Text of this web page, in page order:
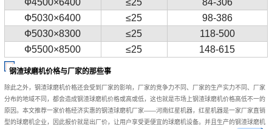
Ф4500×6400
≤25
84-306
Ф5030×6400
≤25
98-386
Ф5030×8300
≤25
118-500
Ф5500×8500
≤25 148-615
钢渣球磨机价格与厂家的那些事
除此之外，钢渣球磨机价格还会受到厂家的影响，厂家的竞争力不同、厂家的生产实力不同、厂家
分布的地域不同，都会造成钢渣球磨机价格或高或低，这也就是市场上钢渣球磨机价格高低不一的
原因。本文推荐一家价格经济实惠的钢渣球磨机厂家——河南红星机器，红星机器是一家厂家直销
型的球磨机企业，因此报价就是出厂价，让用户享受更便宜的球磨机设备。并且生产的钢渣球磨机